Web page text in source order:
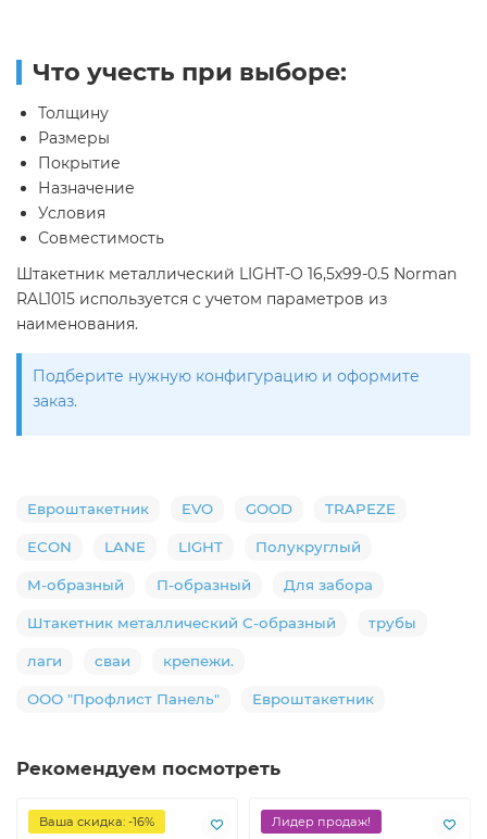
Что учесть при выборе:
Толщину
Размеры
Покрытие
Назначение
Условия
Совместимость
Штакетник металлический LIGHT-O 16,5х99-0.5 Norman
RAL1015 используется с учетом параметров из
наименования.
Подберите нужную конфигурацию и оформите
заказ.
Евроштакетник EVO GOOD TRAPEZE
ECON LANE LIGHT Полукруглый
М-образный П-образный Для забора
Штакетник металлический С-образный трубы
лаги сваи крепежи.
ООО "Профлист Панель" Евроштакетник
Рекомендуем посмотреть
Ваша скидка: -16%
Лидер продаж!